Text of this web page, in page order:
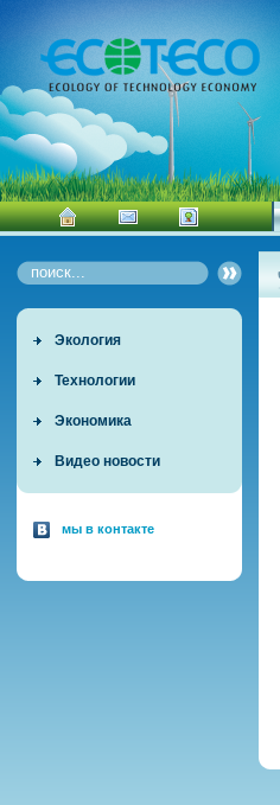
Экология
Технологии
Экономика
Видео новости
мы в контакте